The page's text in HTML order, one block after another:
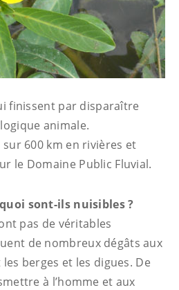
finissent par disparaître
animale.
600 km en rivières et
le Domaine Public Fluvial.
sont-ils nuisibles ?
pas de véritables
de nombreux dégâts aux
berges et les digues. De
à l’homme et aux